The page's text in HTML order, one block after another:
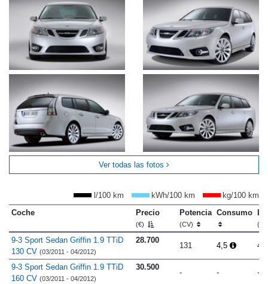
Ver todas las fotos
l/100 km kWh/100 km
kg/100 km
Coche
Precio
(€)
Potencia
(CV)
Consumo
9-3 Sport Sedan Griffin 1.9 TTiD
130 CV (03/2011 - 04/2012)
28.700
131 4,5
9-3 Sport Sedan Griffin 1.9 TTiD
160 CV (03/2011 - 04/2012)
30.500
- - -